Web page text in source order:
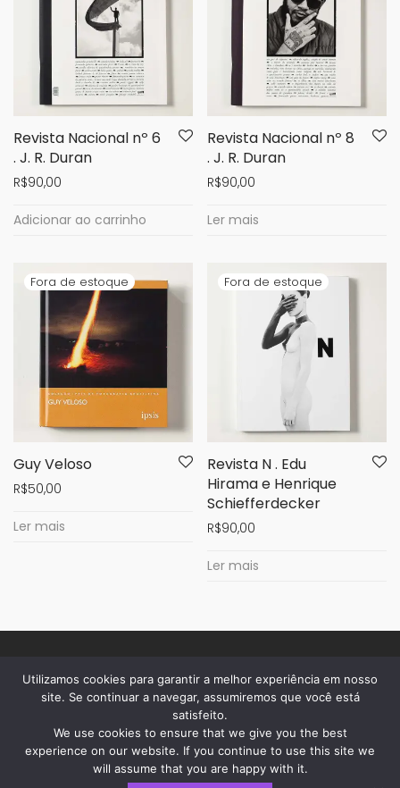
Revista Nacional nº 6
. J. R. Duran
R$90,00
Adicionar ao carrinho
Revista Nacional nº 8
. J. R. Duran
R$90,00
Ler mais
Guy Veloso
R$50,00
Ler mais
Revista N . Edu
Hirama e Henrique
Schiefferdecker
R$90,00
Ler mais
sobre a casa
privacidade
acompanhe seu pedido
Utilizamos cookies para garantir a melhor experiência em nosso
site. Se continuar a navegar, assumiremos que você está
satisfeito.
We use cookies to ensure that we give you the best
experience on our website. If you continue to use this site we
will assume that you are happy with it.